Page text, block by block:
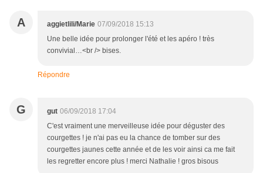
A aggietlili/Marie 07/09/2018 15:13
Une belle idée pour prolonger l'été et les apéro ! très
convivial…<br /> bises.
Répondre
G gut 06/09/2018 17:04
C'est vraiment une merveilleuse idée pour déguster des
courgettes ! je n'ai pas eu la chance de tomber sur des
courgettes jaunes cette année et de les voir ainsi ca me fait
les regretter encore plus ! merci Nathalie ! gros bisous